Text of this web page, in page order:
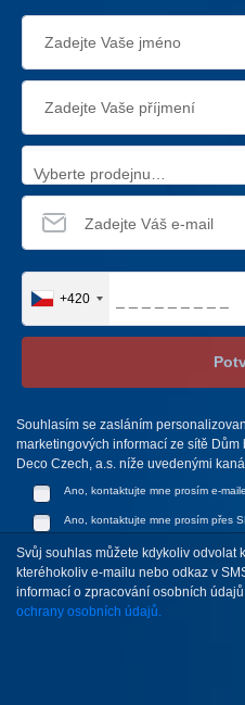
Vyberte prodejnu…
+420
Souhlasím se zasláním
marketingových informací ze sítě
Deco Czech, a.s. níže uvedenými
Ano, kontaktujte mne prosím e-
Ano, kontaktujte mne prosím přes
Svůj souhlas můžete kdykoliv odvolat
kteréhokoliv e-mailu nebo odkaz v
informací o zpracování osobních
ochrany osobních údajů.